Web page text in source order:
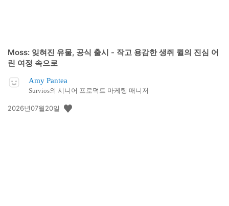
Moss: 잊혀진 유물, 공식 출시 - 작고 용감한 생쥐 퀼의 진심 어
린 여정 속으로
Amy Pantea
Survios의 시니어 프로덕트 마케팅 매니저
공
2026년07월20일